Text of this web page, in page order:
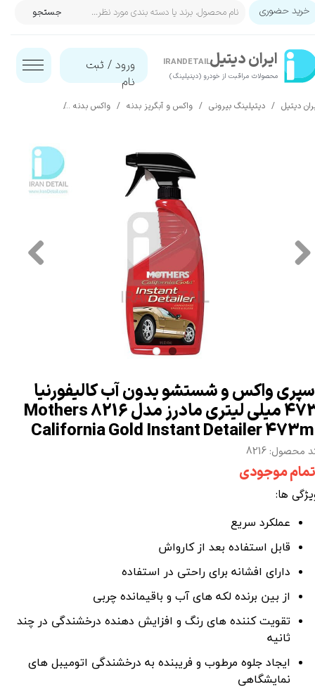
ایران‌ دیتیل
محصولات مراقبت از خودرو (دیتیلینگ)​​​​​​​
IRANDETAIL ورود / ثبت
نام
حساب کاربری من
تغییر گذر واژه
جستجو خرید حضوری
دیتیل دیتیلینگ بیرونی واکس و آبگریز بدنه واکس بدنه
واکس و شستشو بدون آب کالیفورنیا
473 میلی لیتری مادرز مدل 8216 Mothers
California Gold Instant Detailer
محصول: 8216
موجودی
ها:
عملکرد سریع
قابل استفاده بعد از کارواش
دارای افشانه برای راحتی در استفاده
از بین برنده لکه های آب و باقیمانده چربی
تقویت ‌کننده‌ های رنگ و افزایش‌ دهنده درخشندگی در چند
ثانیه
ایجاد جلوه مرطوب و فریبنده به درخشندگی اتومیبل های
نمایشگاهی